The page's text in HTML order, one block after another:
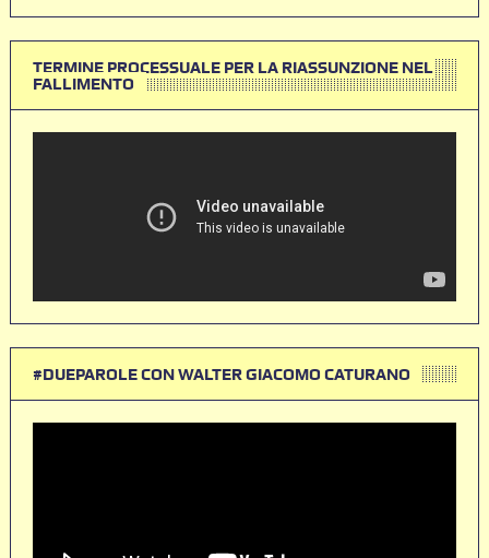
TERMINE PROCESSUALE PER LA RIASSUNZIONE NEL
FALLIMENTO
#DUEPAROLE CON WALTER GIACOMO CATURANO